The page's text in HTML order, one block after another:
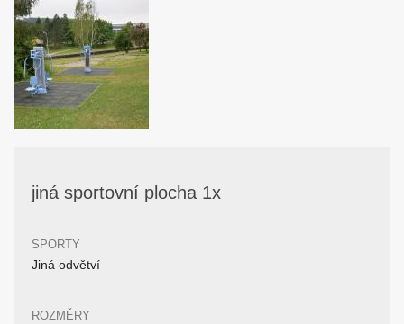
jiná sportovní plocha 1x
SPORTY
Jiná odvětví
ROZMĚRY